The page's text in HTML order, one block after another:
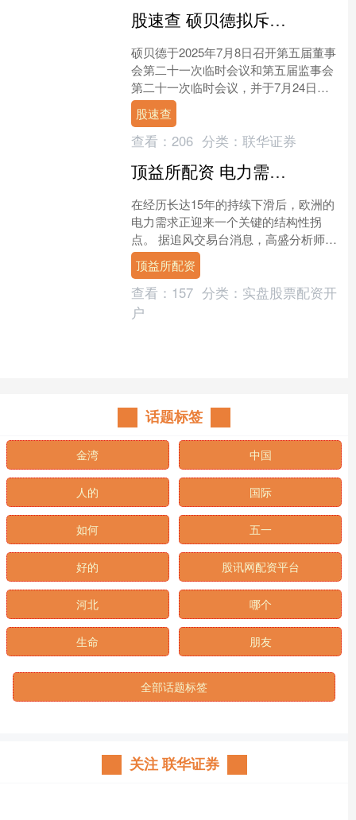
股速查 硕贝德拟斥2000万至3000万元回购股份, 截至8月末尚未实施
硕贝德于2025年7月8日召开第五届董事
会第二十一次临时会议和第五届监事会
第二十一次临时会议，并于7月24日召
开2025年第二次临时股东大会，审议通
过《关于回购....
股速查
查看： 206 分类： 联华证券
顶益所配资 电力需求历经15年下滑后现拐点，欧洲电网投资将进入“超级周期”
在经历长达15年的持续下滑后，欧洲的
电力需求正迎来一个关键的结构性拐
点。 据追风交易台消息，高盛分析师
Alberto Gandolfi、Ajay Patel等最....
顶益所配资
查看： 157 分类： 实盘股票配资开
户
话题标签
金湾 中国
人的 国际
如何 五一
好的 股讯网配资平台
河北 哪个
生命 朋友
全部话题标签
关注 联华证券